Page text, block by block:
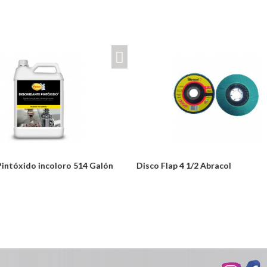
incoloro 514 Galón
Disco Flap 4 1/2 Abracol